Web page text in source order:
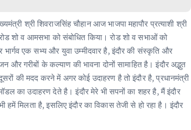
श्री शिवराजसिंह चौहान आज भाजपा महापौर प्रत्याशी श्री
रोड शो व आमसभा को संबोधित किया। रोड शो व सभाओं को
भार्गव एक सभ्य और युवा उम्मीदवार है, इंदौर की संस्कृति और
और गरीबों के कल्याण की भावना दोनों सामाहित है। इंदौर अद्भुत
की मदद करने में अगर कोई उदाहरण है तो इंदौर है, प्रधानमंत्री
का उदाहरण देते है। इंदौर मेरे भी सपनों का शहर है, मैं इंदौर
हमें मिलता है, इसलिए इंदौर का विकास तेजी से हो रहा है। इंदौर